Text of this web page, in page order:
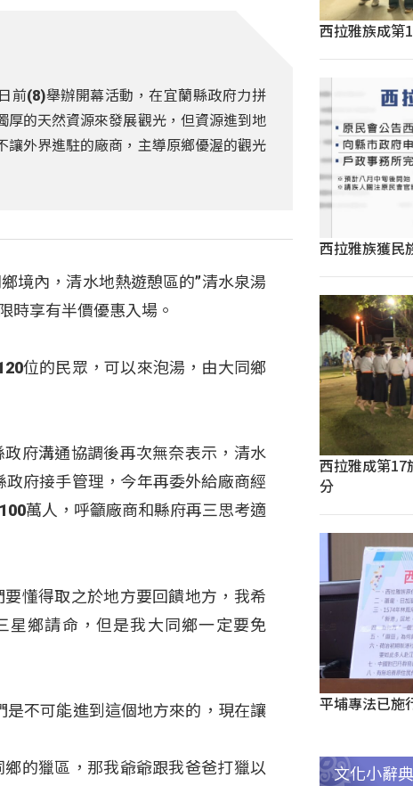
前(8)舉辦開幕活動，在宜蘭縣政府力拼
厚的天然資源來發展觀光，但資源進到地
讓外界進駐的廠商，主導原鄉優渥的觀光
境內，清水地熱遊憩區的”清水泉湯
時享有半價優惠入場。
位的民眾，可以來泡湯，由大同鄉
府溝通協調後再次無奈表示，清水
府接手管理，今年再委外給廠商經
萬人，呼籲廠商和縣府再三思考適
懂得取之於地方要回饋地方，我希
星鄉請命，但是我大同鄉一定要免
不可能進到這個地方來的，現在讓
的獵區，那我爺爺跟我爸爸打獵以
西拉雅族成第
西拉雅族獲民
西拉雅成第17
分
平埔專法已施
文化小辭典